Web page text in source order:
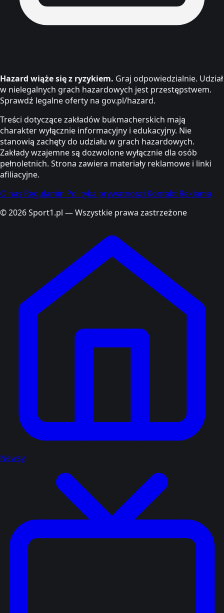
Hazard wiąże się z ryzykiem. Graj odpowiedzialnie. Udział
w nielegalnych grach hazardowych jest przestępstwem.
Sprawdź legalne oferty na gov.pl/hazard.
Treści dotyczące zakładów bukmacherskich mają
charakter wyłącznie informacyjny i edukacyjny. Nie
stanowią zachęty do udziału w grach hazardowych.
Zakłady wzajemne są dozwolone wyłącznie dla osób
pełnoletnich. Strona zawiera materiały reklamowe i linki
afiliacyjne.
O nas Regulamin Polityka prywatności Kontakt Reklama
© 2026 Sport1.pl — Wszystkie prawa zastrzeżone
Newsy